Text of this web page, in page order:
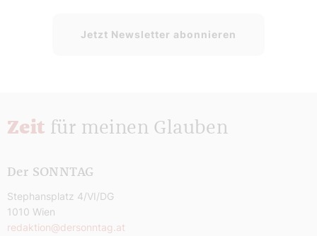
Jetzt Newsletter abonnieren
Zeit für meinen Glauben
Der SONNTAG
Stephansplatz 4/VI/DG
1010 Wien
redaktion@dersonntag.at